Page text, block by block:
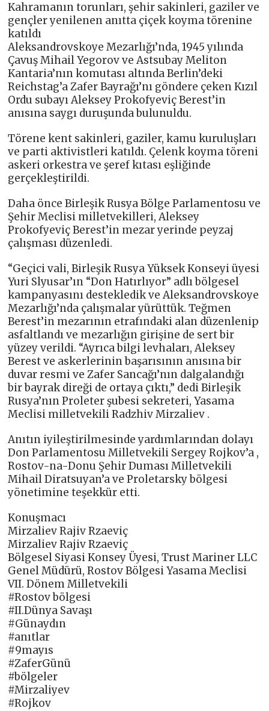
Kahramanın torunları, şehir sakinleri, gaziler ve
gençler yenilenen anıtta çiçek koyma törenine
katıldı
Aleksandrovskoye Mezarlığı’nda, 1945 yılında
Çavuş Mihail Yegorov ve Astsubay Meliton
Kantaria’nın komutası altında Berlin’deki
Reichstag’a Zafer Bayrağı’nı göndere çeken Kızıl
Ordu subayı Aleksey Prokofyeviç Berest’in
anısına saygı duruşunda bulunuldu.
Törene kent sakinleri, gaziler, kamu kuruluşları
ve parti aktivistleri katıldı. Çelenk koyma töreni
askeri orkestra ve şeref kıtası eşliğinde
gerçekleştirildi.
Daha önce Birleşik Rusya Bölge Parlamentosu ve
Şehir Meclisi milletvekilleri, Aleksey
Prokofyeviç Berest’in mezar yerinde peyzaj
çalışması düzenledi.
“Geçici vali, Birleşik Rusya Yüksek Konseyi üyesi
Yuri Slyusar’ın “Don Hatırlıyor” adlı bölgesel
kampanyasını destekledik ve Aleksandrovskoye
Mezarlığı’nda çalışmalar yürüttük. Teğmen
Berest’in mezarının etrafındaki alan düzenlenip
asfaltlandı ve mezarlığın girişine de sert bir
yüzey verildi. “Ayrıca bilgi levhaları, Aleksey
Berest ve askerlerinin başarısının anısına bir
duvar resmi ve Zafer Sancağı’nın dalgalandığı
bir bayrak direği de ortaya çıktı,” dedi Birleşik
Rusya’nın Proleter şubesi sekreteri, Yasama
Meclisi milletvekili Radzhiv Mirzaliev .
Anıtın iyileştirilmesinde yardımlarından dolayı
Don Parlamentosu Milletvekili Sergey Rojkov’a ,
Rostov-na-Donu Şehir Duması Milletvekili
Mihail Diratsuyan’a ve Proletarsky bölgesi
yönetimine teşekkür etti.
Konuşmacı
Mirzaliev Rajiv Rzaeviç
Mirzaliev Rajiv Rzaeviç
Bölgesel Siyasi Konsey Üyesi, Trust Mariner LLC
Genel Müdürü, Rostov Bölgesi Yasama Meclisi
VII. Dönem Milletvekili
#Rostov bölgesi
#II.Dünya Savaşı
#Günaydın
#anıtlar
#9mayıs
#ZaferGünü
#bölgeler
#Mirzaliyev
#Rojkov